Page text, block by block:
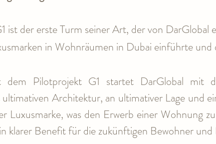
ist der erste Turm seiner Art, der von DarGlobal
in Wohnräumen in Dubai einführte
dem Pilotprojekt G1 startet DarGlobal mit
ultimativen Architektur, an ultimativer Lage und
Luxusmarke, was den Erwerb einer Wohnung
klarer Benefit für die zukünftigen Bewohner und